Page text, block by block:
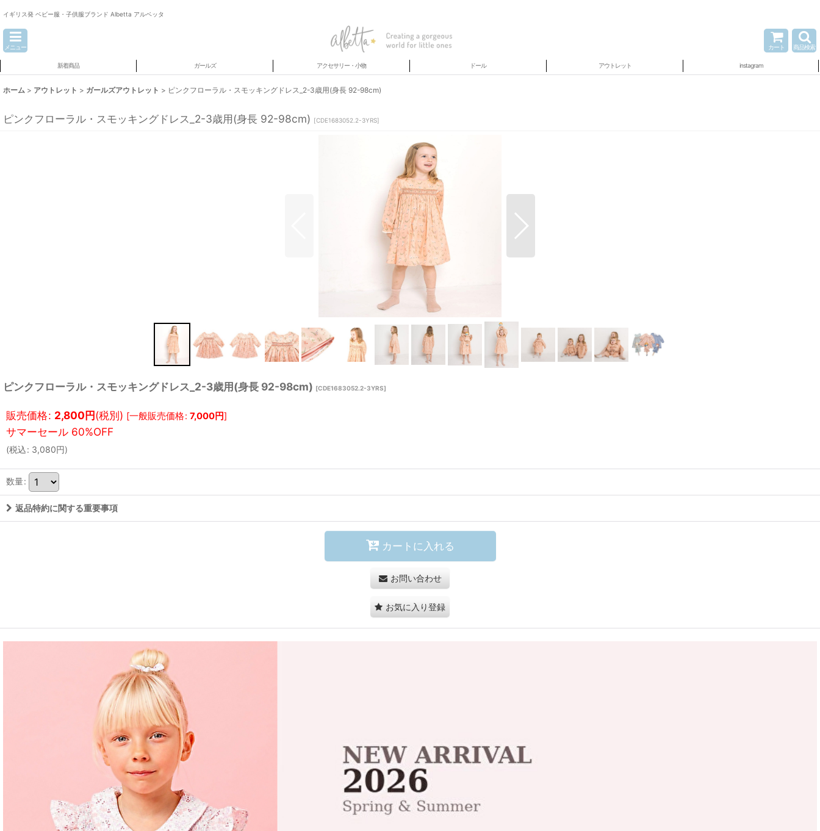
イギリス発 ベビー服・子供服ブランド Albetta アルベッタ
メニュー カート 商品検索
新着商品 ガールズ アクセサリー・小物 ドール アウトレット instagram
ホーム > アウトレット > ガールズアウトレット > ピンクフローラル・スモッキングドレス_2-3歳用(身長 92-98cm)
ピンクフローラル・スモッキングドレス_2-3歳用(身長 92-98cm) [CDE1683052.2-3YRS]
ピンクフローラル・スモッキングドレス_2-3歳用(身長 92-98cm) [CDE1683052.2-3YRS]
販売価格: 2,800円(税別) [一般販売価格: 7,000円]
(税込: 3,080円)
数量:
返品特約に関する重要事項
カートに入れる
お問い合わせ
お気に入り登録